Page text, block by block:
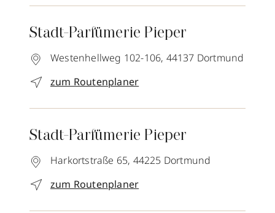
Stadt-Parfümerie Pieper
Westenhellweg 102-106, 44137 Dortmund
zum Routenplaner
Stadt-Parfümerie Pieper
Harkortstraße 65, 44225 Dortmund
zum Routenplaner